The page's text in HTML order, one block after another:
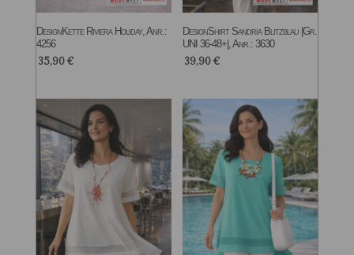
DesignKette Riviera Holiday, Anr.:
4256
35,90€
DesignShirt Sandria Blitzblau |Gr.
UNI 36-48+|, Anr.: 3630
39,90€